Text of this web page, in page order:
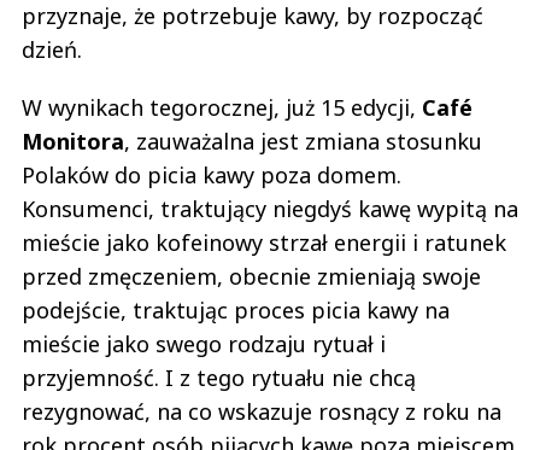
przyznaje, że potrzebuje kawy, by rozpocząć
dzień.
W wynikach tegorocznej, już 15 edycji, Café
Monitora, zauważalna jest zmiana stosunku
Polaków do picia kawy poza domem.
Konsumenci, traktujący niegdyś kawę wypitą na
mieście jako kofeinowy strzał energii i ratunek
przed zmęczeniem, obecnie zmieniają swoje
podejście, traktując proces picia kawy na
mieście jako swego rodzaju rytuał i
przyjemność. I z tego rytuału nie chcą
rezygnować, na co wskazuje rosnący z roku na